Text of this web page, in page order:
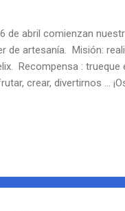
de abril comienzan
de artesanía. Misión:
Recompensa : trueque
crear, divertirnos ...